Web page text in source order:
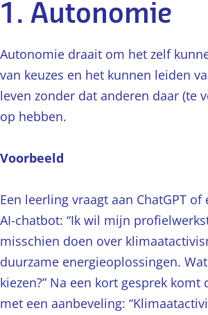
1. Autonomie
Autonomie draait om het zelf
van keuzes en het kunnen leiden
leven zonder dat anderen daar (te
op hebben.
Voorbeeld
Een leerling vraagt aan ChatGPT of
AI-chatbot: “Ik wil mijn
misschien doen over
duurzame energieoplossingen.
kiezen?” Na een kort gesprek komt
met een aanbeveling: